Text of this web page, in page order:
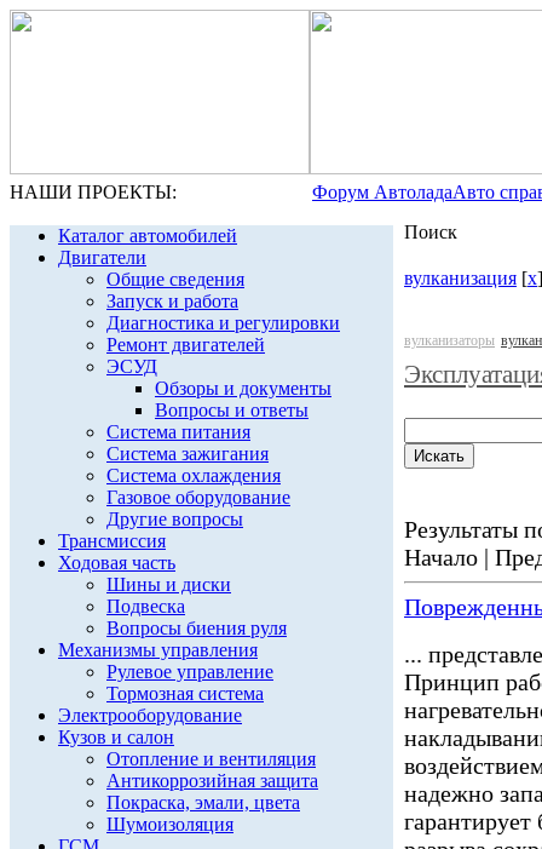
НАШИ ПРОЕКТЫ: Форум АвтоладаАвто
Каталог автомобилей
Двигатели
Общие сведения
Запуск и работа
Диагностика и регулировки
Ремонт двигателей
ЭСУД
Обзоры и документы
Вопросы и ответы
Система питания
Система зажигания
Система охлаждения
Газовое оборудование
Другие вопросы
Трансмиссия
Ходовая часть
Шины и диски
Подвеска
Вопросы биения руля
Механизмы управления
Рулевое управление
Тормозная система
Электрооборудование
Кузов и салон
Отопление и вентиляция
Антикоррозийная защита
Покраска, эмали, цвета
Шумоизоляция
Поиск
вулканизация [x
вулканизаторы
Результаты
Начало |
...
Принцип
надежно
гарантирует